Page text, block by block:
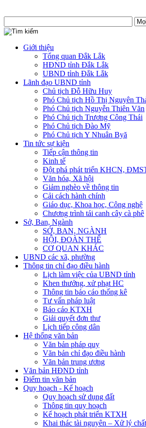
Giới thiệu
Tổng quan Đắk Lắk
HĐND tỉnh Đắk Lắk
UBND tỉnh Đắk Lắk
Lãnh đạo UBND tỉnh
Chủ tịch Đỗ Hữu Huy
Phó Chủ tịch Hồ Thị Nguyên
Phó Chủ tịch Nguyễn Thiên Văn
Phó Chủ tịch Trương Công Thái
Phó Chủ tịch Đào Mỹ
Phó Chủ tịch Y Nhuân Byă
Tin tức sự kiện
Tiếp cận thông tin
Kinh tế
Đột phá phát triển KHCN,
Văn hóa, Xã hội
Giảm nghèo về thông tin
Cải cách hành chính
Giáo dục, Khoa học, Công nghệ
Chương trình tái canh cây cà phê
Sở, Ban, Ngành
SỞ, BAN, NGÀNH
HỘI, ĐOÀN THỂ
CƠ QUAN KHÁC
UBND các xã, phường
Thông tin chỉ đạo điều hành
Lịch làm việc của UBND tỉnh
Khen thưởng, xử phạt HC
Thông tin báo cáo thống kê
Tư vấn pháp luật
Báo cáo KTXH
Giải quyết đơn thư
Lịch tiếp công dân
Hệ thống văn bản
Văn bản pháp quy
Văn bản chỉ đạo điều hành
Văn bản trung ương
Văn bản HĐND tỉnh
Điểm tin văn bản
Quy hoạch - Kế hoạch
Quy hoạch sử dụng đất
Thông tin quy hoạch
Kế hoạch phát triển KTXH
Khai thác tài nguyên – Xử lý